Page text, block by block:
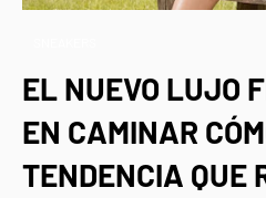
EL NUEVO LUJO
EN CAMINAR
TENDENCIA QUE